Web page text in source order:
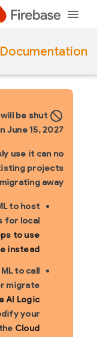
Documentation
block_flipped
be shut
June 15, 2027.
use it can no
projects
away.
to host
for local
to use
instead
to call
migrate
AI Logic
your
Cloud